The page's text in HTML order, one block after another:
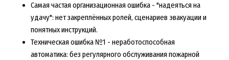
Самая частая организационная ошибка - "надеяться на
удачу": нет закреплённых ролей, сценариев эвакуации и
понятных инструкций.
Техническая ошибка №1 - неработоспособная
автоматика: без регулярного обслуживания пожарной